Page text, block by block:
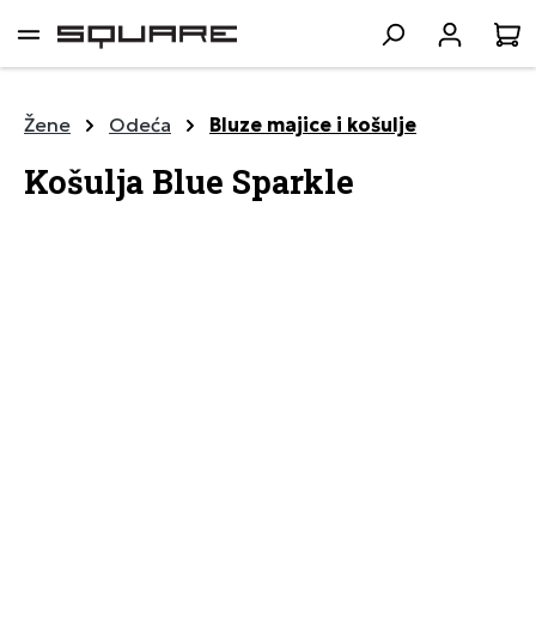
sadržaj
Žene Odeća Bluze majice i košulje
Košulja Blue Sparkle